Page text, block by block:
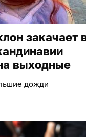
закачает
выходные
дожди